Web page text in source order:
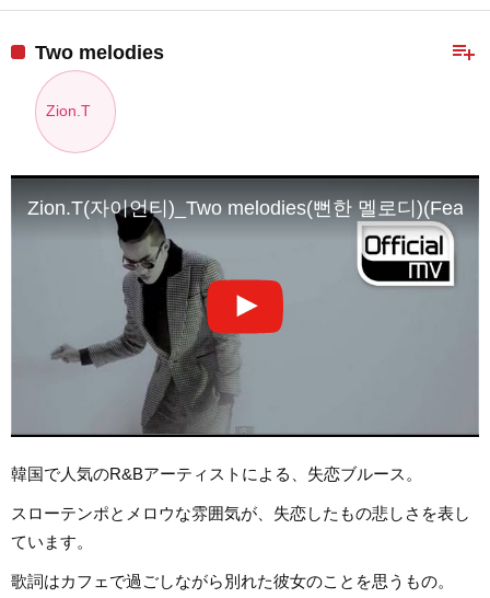
playlist_add
Two melodies
Zion.T
Zion.T(자이언티)_Two melodies(뻔한 멜로디)(Feat.
韓国で人気のR&Bアーティストによる、失恋ブルース。
スローテンポとメロウな雰囲気が、失恋したもの悲しさを表し
ています。
歌詞はカフェで過ごしながら別れた彼女のことを思うもの。